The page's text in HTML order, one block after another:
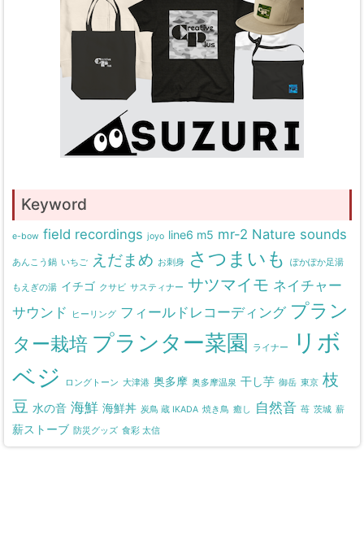
Keyword
e-bow field recordings joyo line6 m5 mr-2 Nature sounds
あんこう鍋 いちご えだまめ お刺身 さつまいも ぽかぽか足湯
もえぎの湯 イチゴ クサビ サスティナー サツマイモ ネイチャー
サウンド
ヒーリング フィールドレコーディング プラン
ター栽培 プランター菜園 ライナー
リボ
ベジ
ロングトーン 大津港 奥多摩 奥多摩温泉 干し芋 御岳 東京 枝
豆 水の音 海鮮 海鮮丼 炭鳥 蔵 IKADA 焼き鳥 癒し 自然音 苺 茨城 薪
薪ストーブ 防災グッズ 食彩 太信